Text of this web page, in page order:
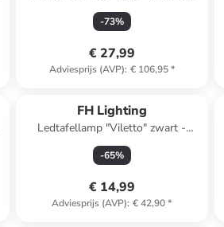
25 cm
-73%
€ 27,99
Adviesprijs (AVP): € 106,95*
FH Lighting
Ledtafellamp "Viletto" zwart -
(H)36 x Ø 11 cm
-65%
€ 14,99
Adviesprijs (AVP): € 42,90*